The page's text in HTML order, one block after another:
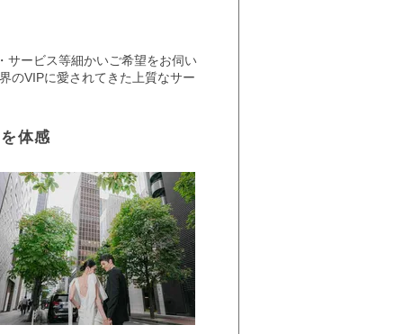
サービス等細かいご希望をお伺い
のVIPに愛されてきた上質なサー
体感